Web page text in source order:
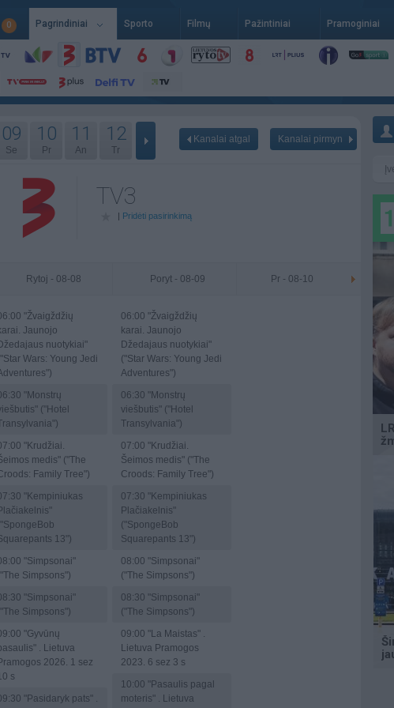
0 Pagrindiniai Sporto Filmų Pažintiniai Pramoginiai
09
Se
10
Pr
11
An
12
Tr
Kanalai atgal Kanalai pirmyn
TV3
| Pridėti pasirinkimą
Rytoj - 08-08
"Žvaigždžių
Jaunojo
nuotykiai"
Wars: Young Jedi
"Monstrų
("Hotel
"Krudžiai.
medis" ("The
Family Tree")
"Kempiniukas
13")
"Simpsonai"
Simpsons")
"Simpsonai"
Simpsons")
"Gyvūnų
. Lietuva
2026. 1 sez
s
"Pasidaryk pats" .
Poryt - 08-09
06:00 "Žvaigždžių
karai. Jaunojo
Džedajaus nuotykiai"
("Star Wars: Young Jedi
Adventures")
06:30 "Monstrų
viešbutis" ("Hotel
Transylvania")
07:00 "Krudžiai.
Šeimos medis" ("The
Croods: Family Tree")
07:30 "Kempiniukas
Plačiakelnis"
("SpongeBob
Squarepants 13")
08:00 "Simpsonai"
("The Simpsons")
08:30 "Simpsonai"
("The Simpsons")
09:00 "La Maistas" .
Lietuva Pramogos
2023. 6 sez 3 s
10:00 "Pasaulis pagal
moteris" . Lietuva
Pr - 08-10